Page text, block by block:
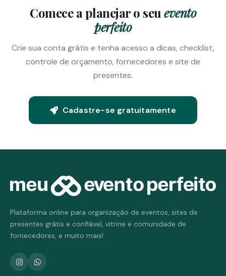
Comece a planejar o seu evento
perfeito
Crie sua conta grátis e tenha acesso a dicas, checklist,
controle de orçamento, fornecedores e site de
presentes.
Cadastre-se gratuitamente
Plataforma online para organização de eventos, sites de
presentes grátis e confiável, vitrine e comunidade de
fornecedores, e muito mais!